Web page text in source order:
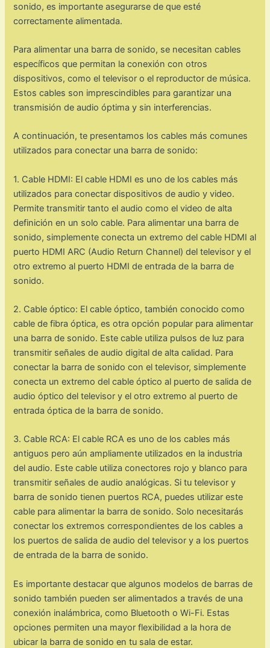
sonido, es importante asegurarse de que esté
correctamente alimentada.
Para alimentar una barra de sonido, se necesitan cables
específicos que permitan la conexión con otros
dispositivos, como el televisor o el reproductor de música.
Estos cables son imprescindibles para garantizar una
transmisión de audio óptima y sin interferencias.
A continuación, te presentamos los cables más comunes
utilizados para conectar una barra de sonido:
1. Cable HDMI: El cable HDMI es uno de los cables más
utilizados para conectar dispositivos de audio y video.
Permite transmitir tanto el audio como el video de alta
definición en un solo cable. Para alimentar una barra de
sonido, simplemente conecta un extremo del cable HDMI al
puerto HDMI ARC (Audio Return Channel) del televisor y el
otro extremo al puerto HDMI de entrada de la barra de
sonido.
2. Cable óptico: El cable óptico, también conocido como
cable de fibra óptica, es otra opción popular para alimentar
una barra de sonido. Este cable utiliza pulsos de luz para
transmitir señales de audio digital de alta calidad. Para
conectar la barra de sonido con el televisor, simplemente
conecta un extremo del cable óptico al puerto de salida de
audio óptico del televisor y el otro extremo al puerto de
entrada óptica de la barra de sonido.
3. Cable RCA: El cable RCA es uno de los cables más
antiguos pero aún ampliamente utilizados en la industria
del audio. Este cable utiliza conectores rojo y blanco para
transmitir señales de audio analógicas. Si tu televisor y
barra de sonido tienen puertos RCA, puedes utilizar este
cable para alimentar la barra de sonido. Solo necesitarás
conectar los extremos correspondientes de los cables a
los puertos de salida de audio del televisor y a los puertos
de entrada de la barra de sonido.
Es importante destacar que algunos modelos de barras de
sonido también pueden ser alimentados a través de una
conexión inalámbrica, como Bluetooth o Wi-Fi. Estas
opciones permiten una mayor flexibilidad a la hora de
ubicar la barra de sonido en tu sala de estar.